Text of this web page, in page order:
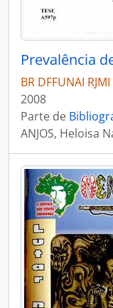
BR DFFUNAI
2008
Parte de
ANJOS, Heloisa